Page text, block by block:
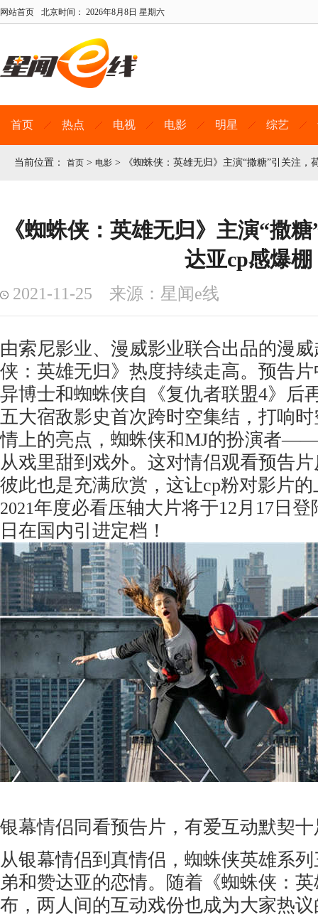
网站首页 北京时间： 2026年8月8日 星期六
首页 热点 电视 电影 明星 综艺
当前位置： 首页 > 电影 > 《蜘蛛侠：英雄无归》主演“撒糖”引关注，
《蜘蛛侠：英雄无归》主演“撒
达亚cp感爆棚
2021-11-25 来源：星闻e线
由索尼影业、漫威影业联合出品的漫
侠：英雄无归》热度持续走高。预告
异博士和蜘蛛侠自《复仇者联盟4》后
五大宿敌影史首次跨时空集结，打响
情上的亮点，蜘蛛侠和MJ的扮演者
从戏里甜到戏外。这对情侣观看预告
彼此也是充满欣赏，这让cp粉对影片
2021年度必看压轴大片将于12月17日
日在国内引进定档！
银幕情侣同看预告片，有爱互动默契十
从银幕情侣到真情侣，蜘蛛侠英雄系
弟和赞达亚的恋情。随着《蜘蛛侠：
布，两人间的互动戏份也成为大家热